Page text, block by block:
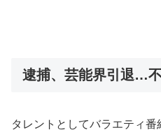
逮捕、芸能界引退…
タレントとしてバラエティ